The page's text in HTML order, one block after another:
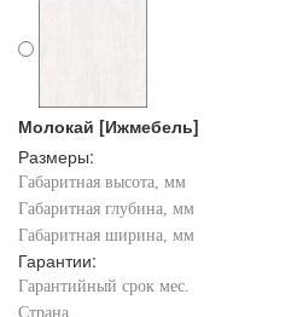
Молокай [Ижмебель]
Размеры:
Габаритная высота, мм
Габаритная глубина, мм
Габаритная ширина, мм
Гарантии:
Гарантийный срок мес.
Страна